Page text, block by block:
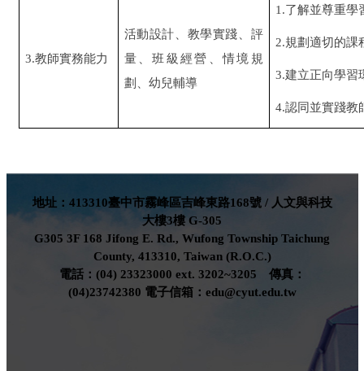
3.教師實務能力
活動設計、教學實踐、評
量、班級經營、情境規
劃、幼兒輔導
1.了解並尊重學
2.規劃適切的課
3.建立正向學習
4.認同並實踐教
地址：413310臺中市霧峰區吉峰東路168號 / 人文與科技
大樓3樓 G-305
G305 3F 168 Jifong E. Rd., Wufong Township Taichung
County, 413310, Taiwan (R.O.C.)
電話：(04) 23323000 ext. 3202~3205 傳真：
(04)23742380 電子信箱：edu@cyut.edu.tw